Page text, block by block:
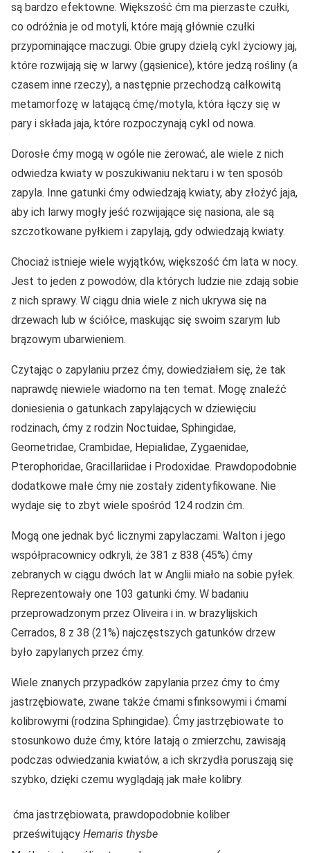
są bardzo efektowne. Większość ćm ma pierzaste czułki,
co odróżnia je od motyli, które mają głównie czułki
przypominające maczugi. Obie grupy dzielą cykl życiowy jaj,
które rozwijają się w larwy (gąsienice), które jedzą rośliny (a
czasem inne rzeczy), a następnie przechodzą całkowitą
metamorfozę w latającą ćmę/motyla, która łączy się w
pary i składa jaja, które rozpoczynają cykl od nowa.
Dorosłe ćmy mogą w ogóle nie żerować, ale wiele z nich
odwiedza kwiaty w poszukiwaniu nektaru i w ten sposób
zapyla. Inne gatunki ćmy odwiedzają kwiaty, aby złożyć jaja,
aby ich larwy mogły jeść rozwijające się nasiona, ale są
szczotkowane pyłkiem i zapylają, gdy odwiedzają kwiaty.
Chociaż istnieje wiele wyjątków, większość ćm lata w nocy.
Jest to jeden z powodów, dla których ludzie nie zdają sobie
z nich sprawy. W ciągu dnia wiele z nich ukrywa się na
drzewach lub w ściółce, maskując się swoim szarym lub
brązowym ubarwieniem.
Czytając o zapylaniu przez ćmy, dowiedziałem się, że tak
naprawdę niewiele wiadomo na ten temat. Mogę znaleźć
doniesienia o gatunkach zapylających w dziewięciu
rodzinach, ćmy z rodzin Noctuidae, Sphingidae,
Geometridae, Crambidae, Hepialidae, Zygaenidae,
Pterophoridae, Gracillariidae i Prodoxidae. Prawdopodobnie
dodatkowe małe ćmy nie zostały zidentyfikowane. Nie
wydaje się to zbyt wiele spośród 124 rodzin ćm.
Mogą one jednak być licznymi zapylaczami. Walton i jego
współpracownicy odkryli, że 381 z 838 (45%) ćmy
zebranych w ciągu dwóch lat w Anglii miało na sobie pyłek.
Reprezentowały one 103 gatunki ćmy. W badaniu
przeprowadzonym przez Oliveira i in. w brazylijskich
Cerrados, 8 z 38 (21%) najczęstszych gatunków drzew
było zapylanych przez ćmy.
Wiele znanych przypadków zapylania przez ćmy to ćmy
jastrzębiowate, zwane także ćmami sfinksowymi i ćmami
kolibrowymi (rodzina Sphingidae). Ćmy jastrzębiowate to
stosunkowo duże ćmy, które latają o zmierzchu, zawisają
podczas odwiedzania kwiatów, a ich skrzydła poruszają się
szybko, dzięki czemu wyglądają jak małe kolibry.
ćma jastrzębiowata, prawdopodobnie koliber
prześwitujący Hemaris thysbe